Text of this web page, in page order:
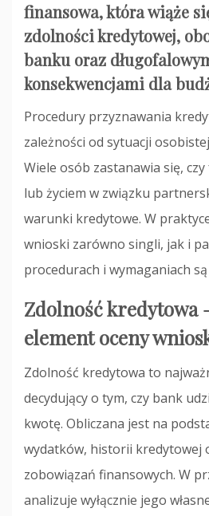
finansowa, która wiąże
zdolności kredytowej,
banku oraz
konsekwencjami dla
Procedury przyznawania
zależności od sytuacji
Wiele osób zastanawia się,
lub życiem w związku
warunki kredytowe. W
wnioski zarówno singli, jak i
procedurach i wymaganiach są
Zdolność kredytowa
element oceny
Zdolność kredytowa to
decydujący o tym, czy bank
kwotę. Obliczana jest na
wydatków, historii kredytowej
zobowiązań finansowych. W
analizuje wyłącznie jego